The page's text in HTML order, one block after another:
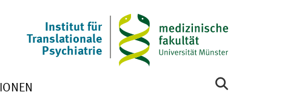
Institut für
Translationale
Psychiatrie